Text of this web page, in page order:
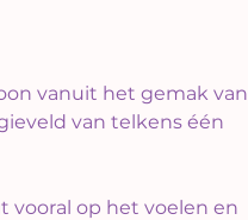
vanuit het gemak van
van telkens één
vooral op het voelen en